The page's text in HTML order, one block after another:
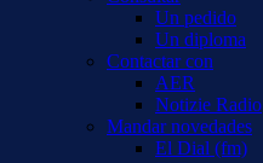
Un pedido
Un diploma
Contactar con
AER
Notizie Radio
Mandar novedades
El Dial (fm)